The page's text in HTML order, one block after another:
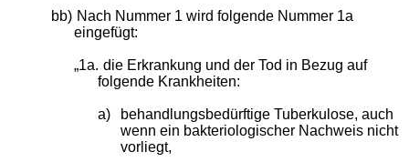
bb) Nach Nummer 1 wird folgende Nummer 1a
eingefügt:
„1a. die Erkrankung und der Tod in Bezug auf
folgende Krankheiten:
a)
behandlungsbedürftige Tuberkulose, auch
wenn ein bakteriologischer Nachweis nicht
vorliegt,